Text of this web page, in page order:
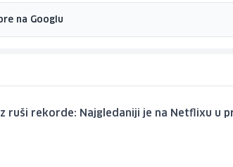
na Googlu
ruši rekorde: Najgledaniji je na Netflixu u